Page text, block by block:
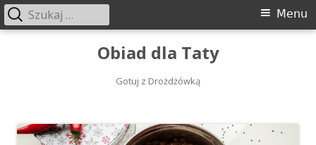
Obiad dla Taty
Gotuj z Drożdżówką
Menu
Menu
Szukaj: